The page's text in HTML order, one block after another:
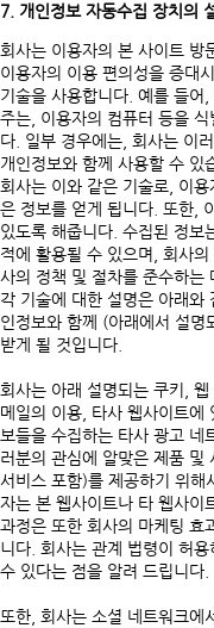
7. 개인정보 자동수집 장치의
회사는 이용자의 본 사이트 방
이용자의 이용 편의성을 증대
기술을 사용합니다. 예를 들어
주는, 이용자의 컴퓨터 등을
다. 일부 경우에는, 회사는 이
개인정보와 함께 사용할 수 있
회사는 이와 같은 기술로, 이
은 정보를 얻게 됩니다. 또한,
있도록 해줍니다. 수집된 정보
적에 활용될 수 있으며, 회사
사의 정책 및 절차를 준수하는
각 기술에 대한 설명은 아래와
인정보와 함께 (아래에서 설
받게 될 것입니다.
회사는 아래 설명되는 쿠키,
메일의 이용, 타사 웹사이트에
보들을 수집하는 타사 광고 네
러분의 관심에 알맞은 제품 및
서비스 포함)를 제공하기 위해
자는 본 웹사이트나 타 웹사이
과정은 또한 회사의 마케팅 효
니다. 회사는 관계 법령이 허
수 있다는 점을 알려 드립니다.
또한, 회사는 소셜 네트워크에